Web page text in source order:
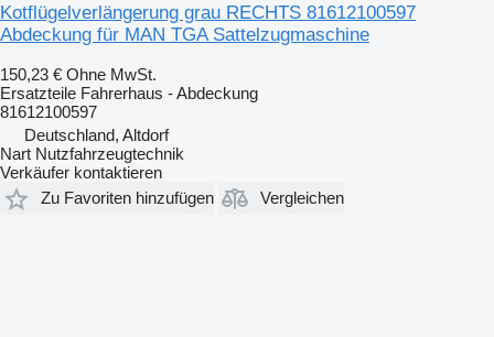
Kotflügelverlängerung grau RECHTS 81612100597
Abdeckung für MAN TGA Sattelzugmaschine
150,23 € Ohne MwSt.
Ersatzteile Fahrerhaus - Abdeckung
81612100597
Deutschland, Altdorf
Nart Nutzfahrzeugtechnik
Verkäufer kontaktieren
Zu Favoriten hinzufügen
Vergleichen